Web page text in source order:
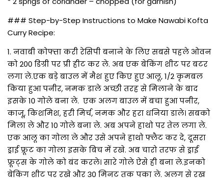
### Step-by-Step Instructions to Make Nawabi Kofta
Curry Recipe:
1. नवाबी कोफ्ता करी रेसिपी बनाने के लिए सबसे पहले ओवन
को 200 डिग्री पर प्री हीट कर ले. अब एक बेकिंग शीट पर बटर
लगा ले.एक बड़े बाउल में मैश हुए किए हुए आलू, 1/2 कृमबल
किया हुआ पनीर, नमक डाले अच्छी तरह से मिलाने के बाद
इसके 10 गोले बना ले. एक अलग बाउल में बचा हुआ पनीर,
काजू, किशमिश, हरी मिर्च, नमक और हरा धनिया डाले। सबको
मिला ले और 10 गोले बना ले. अब अपने हाथो पर तेल लगा ले.
एक आलू का गोला ले और उसे अपने हाथो फ्लैट कर दे, दूसरा
ड्राई फ्रूट का गोला इसके बिच में रखे. अब चारो तरफ से ड्राई
फ्रूट्स के गोले को बंद करले। सारे गोले ऐसे ही बना ले.इनको
बेकिंग शीट पर रखे और 30 मिनट तक पका ले. अलग से रख